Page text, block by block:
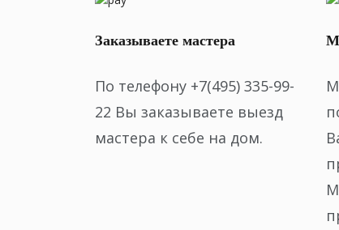
Заказываете мастера
По телефону +7(495) 335-99-
22 Вы заказываете выезд
мастера к себе на дом.